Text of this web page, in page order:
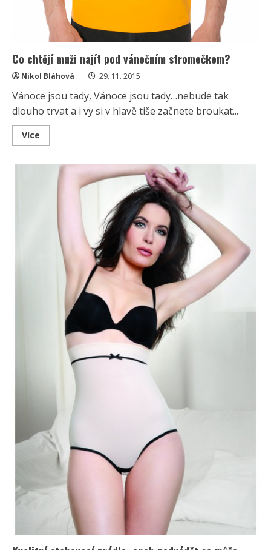
Co chtějí muži najít pod vánočním stromečkem?
Nikol Bláhová 29. 11. 2015
Vánoce jsou tady, Vánoce jsou tady…nebude tak
dlouho trvat a i vy si v hlavě tiše začnete broukat...
Více
more
chtějí
muži
najít